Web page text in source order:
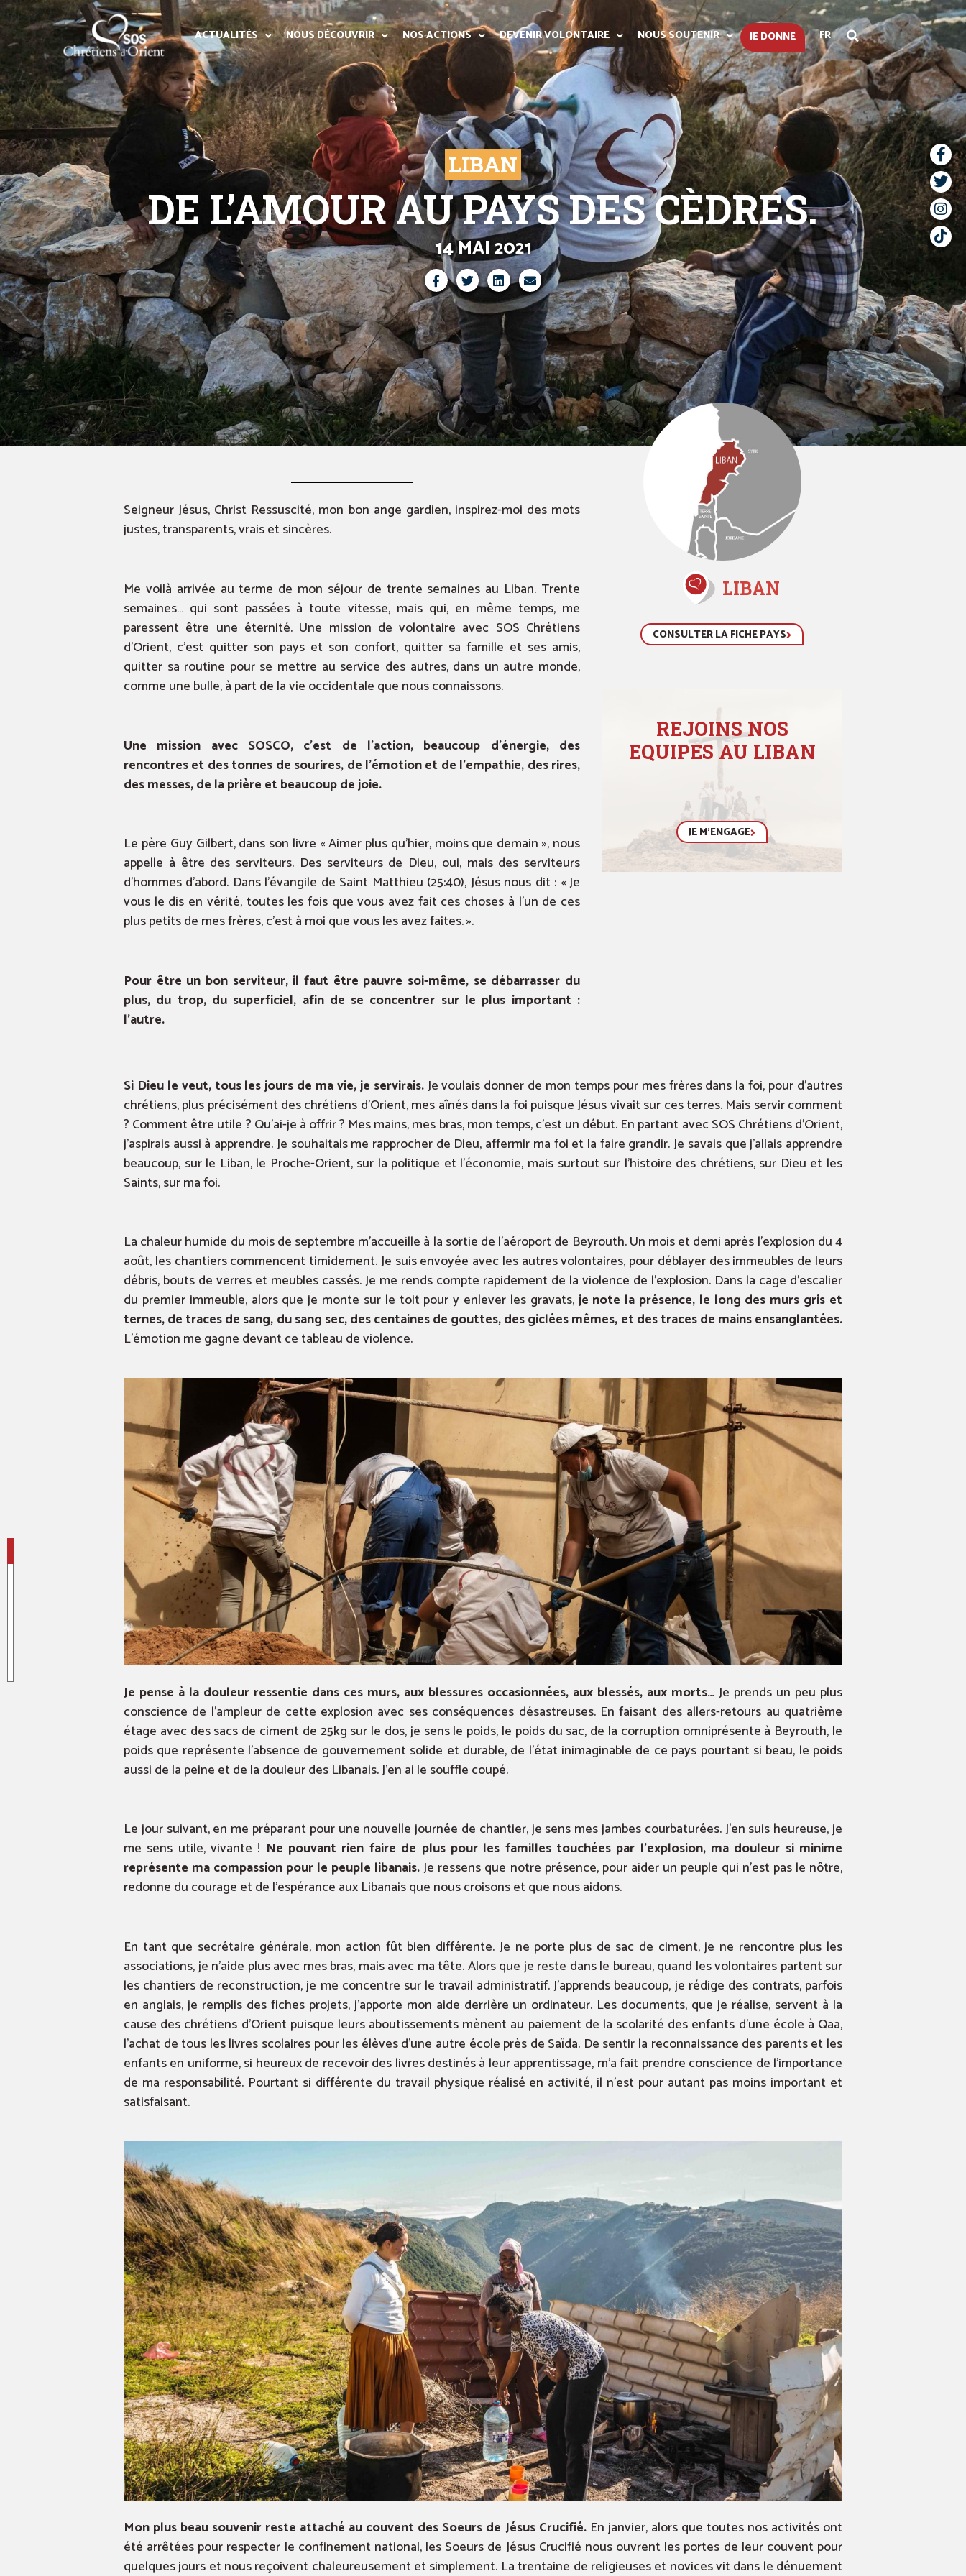
ACTUALITÉS NOUS DÉCOUVRIR NOS ACTIONS DEVENIR VOLONTAIRE NOUS SOUTENIR JE DONNE FR
LIBAN
DE L’AMOUR AU PAYS DES CÈDRES.
14 MAI 2021
Seigneur Jésus, Christ Ressuscité, mon bon ange gardien, inspirez-moi des mots
justes, transparents, vrais et sincères.
Me voilà arrivée au terme de mon séjour de trente semaines au Liban. Trente
semaines… qui sont passées à toute vitesse, mais qui, en même temps, me
paressent être une éternité. Une mission de volontaire avec SOS Chrétiens
d’Orient, c’est quitter son pays et son confort, quitter sa famille et ses amis,
quitter sa routine pour se mettre au service des autres, dans un autre monde,
comme une bulle, à part de la vie occidentale que nous connaissons.
Une mission avec SOSCO, c’est de l’action, beaucoup d’énergie, des
rencontres et des tonnes de sourires, de l’émotion et de l’empathie, des rires,
des messes, de la prière et beaucoup de joie.
Le père Guy Gilbert, dans son livre « Aimer plus qu’hier, moins que demain », nous
appelle à être des serviteurs. Des serviteurs de Dieu, oui, mais des serviteurs
d’hommes d’abord. Dans l’évangile de Saint Matthieu (25:40), Jésus nous dit : « Je
vous le dis en vérité, toutes les fois que vous avez fait ces choses à l’un de ces
plus petits de mes frères, c’est à moi que vous les avez faites. ».
Pour être un bon serviteur, il faut être pauvre soi-même, se débarrasser du
plus, du trop, du superficiel, afin de se concentrer sur le plus important :
l’autre.
LIBAN
CONSULTER LA FICHE PAYS
REJOINS NOS
EQUIPES AU LIBAN
JE M'ENGAGE
Si Dieu le veut, tous les jours de ma vie, je servirais.Je voulais donner de mon temps pour mes frères dans la foi, pour d’autres
chrétiens, plus précisément des chrétiens d’Orient, mes aînés dans la foi puisque Jésus vivait sur ces terres. Mais servir comment
? Comment être utile ? Qu’ai-je à offrir ? Mes mains, mes bras, mon temps, c’est un début. En partant avec SOS Chrétiens d’Orient,
j’aspirais aussi à apprendre. Je souhaitais me rapprocher de Dieu, affermir ma foi et la faire grandir. Je savais que j’allais apprendre
beaucoup, sur le Liban, le Proche-Orient, sur la politique et l’économie, mais surtout sur l’histoire des chrétiens, sur Dieu et les
Saints, sur ma foi.
La chaleur humide du mois de septembre m’accueille à la sortie de l’aéroport de Beyrouth. Un mois et demi après l’explosion du 4
août, les chantiers commencent timidement. Je suis envoyée avec les autres volontaires, pour déblayer des immeubles de leurs
débris, bouts de verres et meubles cassés. Je me rends compte rapidement de la violence de l’explosion. Dans la cage d’escalier
du premier immeuble, alors que je monte sur le toit pour y enlever les gravats, je note la présence, le long des murs gris et
ternes, de traces de sang, du sang sec, des centaines de gouttes, des giclées mêmes, et des traces de mains ensanglantées.
L’émotion me gagne devant ce tableau de violence.
Je pense à la douleur ressentie dans ces murs, aux blessures occasionnées, aux blessés, aux morts… Je prends un peu plus
conscience de l’ampleur de cette explosion avec ses conséquences désastreuses. En faisant des allers-retours au quatrième
étage avec des sacs de ciment de 25kg sur le dos, je sens le poids, le poids du sac, de la corruption omniprésente à Beyrouth, le
poids que représente l’absence de gouvernement solide et durable, de l’état inimaginable de ce pays pourtant si beau, le poids
aussi de la peine et de la douleur des Libanais. J’en ai le souffle coupé.
Le jour suivant, en me préparant pour une nouvelle journée de chantier, je sens mes jambes courbaturées. J’en suis heureuse, je
me sens utile, vivante ! Ne pouvant rien faire de plus pour les familles touchées par l’explosion, ma douleur si minime
représente ma compassion pour le peuple libanais.Je ressens que notre présence, pour aider un peuple qui n’est pas le nôtre,
redonne du courage et de l’espérance aux Libanais que nous croisons et que nous aidons.
En tant que secrétaire générale, mon action fût bien différente. Je ne porte plus de sac de ciment, je ne rencontre plus les
associations, je n’aide plus avec mes bras, mais avec ma tête. Alors que je reste dans le bureau, quand les volontaires partent sur
les chantiers de reconstruction, je me concentre sur le travail administratif. J’apprends beaucoup, je rédige des contrats, parfois
en anglais, je remplis des fiches projets, j’apporte mon aide derrière un ordinateur. Les documents, que je réalise, servent à la
cause des chrétiens d’Orient puisque leurs aboutissements mènent au paiement de la scolarité des enfants d’une école à Qaa,
l’achat de tous les livres scolaires pour les élèves d’une autre école près de Saïda. De sentir la reconnaissance des parents et les
enfants en uniforme, si heureux de recevoir des livres destinés à leur apprentissage, m’a fait prendre conscience de l’importance
de ma responsabilité. Pourtant si différente du travail physique réalisé en activité, il n’est pour autant pas moins important et
satisfaisant.
Mon plus beau souvenir reste attaché au couvent des Soeurs de Jésus Crucifié.En janvier, alors que toutes nos activités ont
été arrêtées pour respecter le confinement national, les Soeurs de Jésus Crucifié nous ouvrent les portes de leur couvent pour
quelques jours et nous reçoivent chaleureusement et simplement. La trentaine de religieuses et novices vit dans le dénuement